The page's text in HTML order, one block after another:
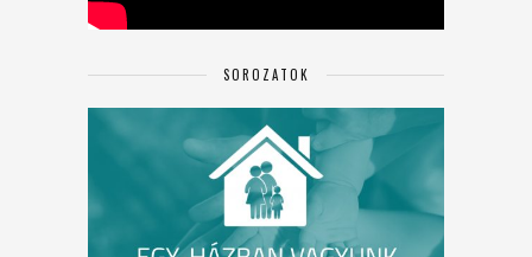
SOROZATOK